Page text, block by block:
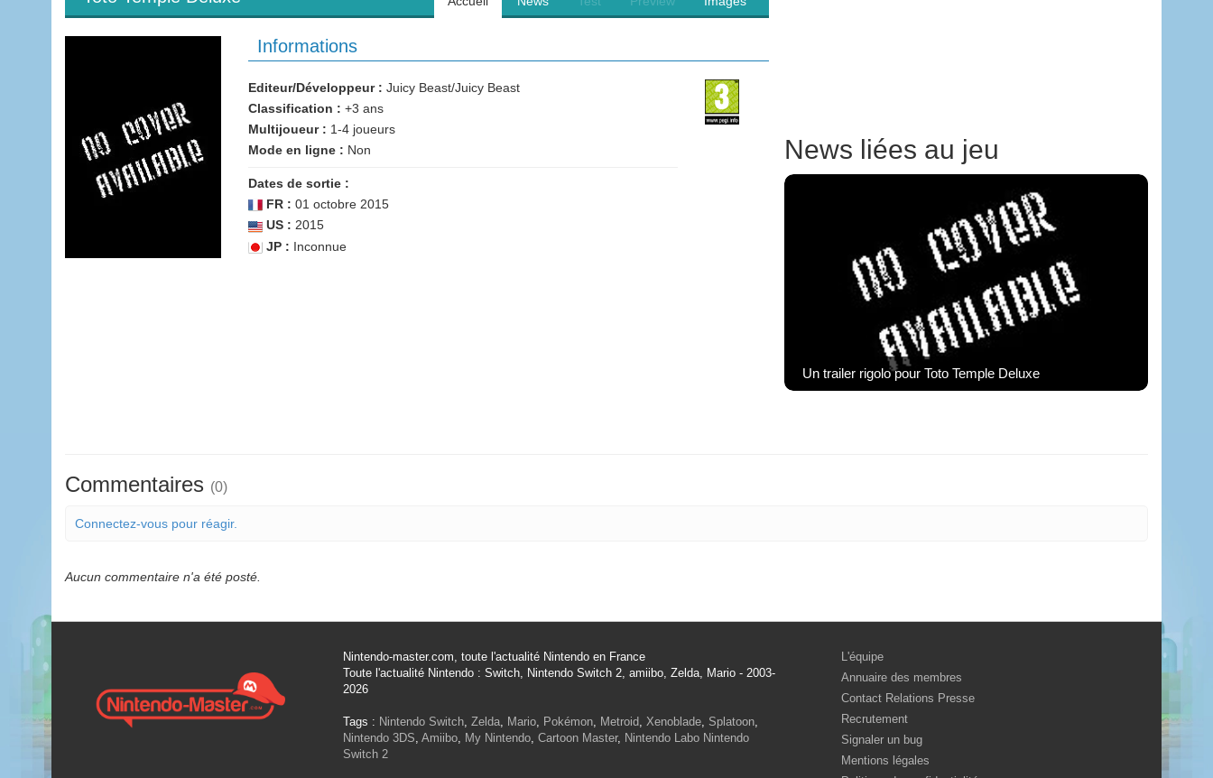
Informations
Editeur/Développeur : Juicy Beast/Juicy Beast
Classification : +3 ans
Multijoueur : 1-4 joueurs
Mode en ligne : Non
Dates de sortie :
FR : 01 octobre 2015
US : 2015
JP : Inconnue
News liées au jeu
Un trailer rigolo pour Toto Temple Deluxe
Commentaires (0)
Connectez-vous pour réagir.
Aucun commentaire n'a été posté.
Nintendo-master.com, toute l'actualité Nintendo en France
Toute l'actualité Nintendo : Switch, Nintendo Switch 2, amiibo, Zelda, Mario - 2003-
2026
Tags : Nintendo Switch, Zelda, Mario, Pokémon, Metroid, Xenoblade, Splatoon,
Nintendo 3DS, Amiibo, My Nintendo, Cartoon Master, Nintendo Labo Nintendo
Switch 2
L'équipe
Annuaire des membres
Contact Relations Presse
Recrutement
Signaler un bug
Mentions légales